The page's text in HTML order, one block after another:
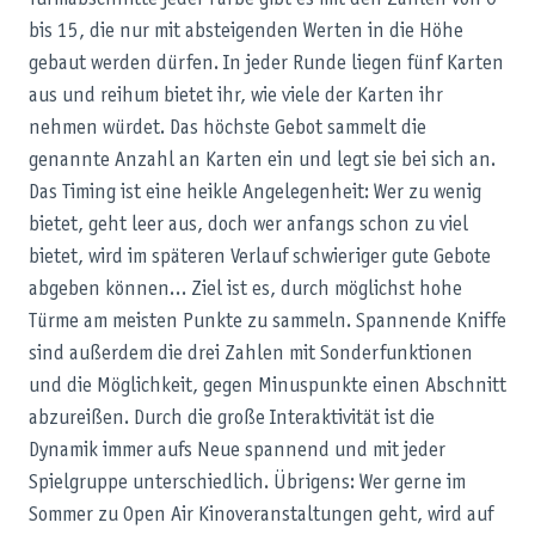
bis 15, die nur mit absteigenden Werten in die Höhe
gebaut werden dürfen. In jeder Runde liegen fünf Karten
aus und reihum bietet ihr, wie viele der Karten ihr
nehmen würdet. Das höchste Gebot sammelt die
genannte Anzahl an Karten ein und legt sie bei sich an.
Das Timing ist eine heikle Angelegenheit: Wer zu wenig
bietet, geht leer aus, doch wer anfangs schon zu viel
bietet, wird im späteren Verlauf schwieriger gute Gebote
abgeben können… Ziel ist es, durch möglichst hohe
Türme am meisten Punkte zu sammeln. Spannende Kniffe
sind außerdem die drei Zahlen mit Sonderfunktionen
und die Möglichkeit, gegen Minuspunkte einen Abschnitt
abzureißen. Durch die große Interaktivität ist die
Dynamik immer aufs Neue spannend und mit jeder
Spielgruppe unterschiedlich. Übrigens: Wer gerne im
Sommer zu Open Air Kinoveranstaltungen geht, wird auf